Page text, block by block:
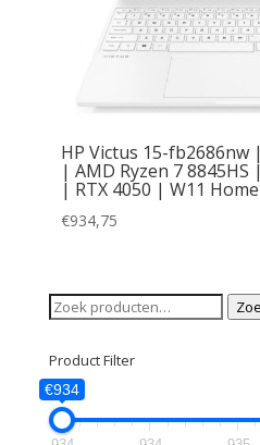
HP Victus 15-fb2686nw
| AMD Ryzen 7 8845HS
| RTX 4050 | W11 Home
€934,75
Zoeken
naar:
Product Filter
€934